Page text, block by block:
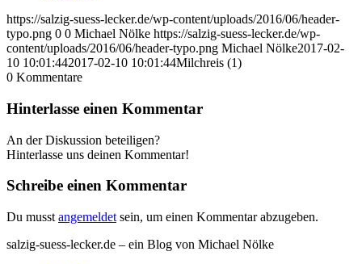
https://salzig-suess-lecker.de/wp-content/uploads/2016/06/header-
typo.png 0 0 Michael Nölke https://salzig-suess-lecker.de/wp-
content/uploads/2016/06/header-typo.png Michael Nölke2017-02-
10 10:01:442017-02-10 10:01:44Milchreis (1)
0 Kommentare
Hinterlasse einen Kommentar
An der Diskussion beteiligen?
Hinterlasse uns deinen Kommentar!
Schreibe einen Kommentar
Du musst angemeldet sein, um einen Kommentar abzugeben.
salzig-suess-lecker.de – ein Blog von Michael Nölke